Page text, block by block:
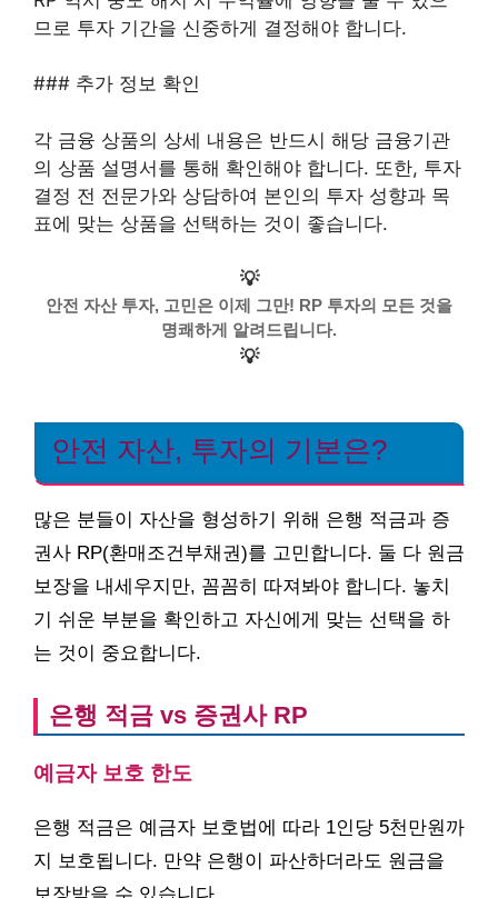
므로 투자 기간을 신중하게 결정해야 합니다.
### 추가 정보 확인
각 금융 상품의 상세 내용은 반드시 해당 금융기관
의 상품 설명서를 통해 확인해야 합니다. 또한, 투자
결정 전 전문가와 상담하여 본인의 투자 성향과 목
표에 맞는 상품을 선택하는 것이 좋습니다.
💡
안전 자산 투자, 고민은 이제 그만! RP 투자의 모든 것을
명쾌하게 알려드립니다.
💡
안전 자산, 투자의 기본은?
많은 분들이 자산을 형성하기 위해 은행 적금과 증
권사 RP(환매조건부채권)를 고민합니다. 둘 다 원금
보장을 내세우지만, 꼼꼼히 따져봐야 합니다. 놓치
기 쉬운 부분을 확인하고 자신에게 맞는 선택을 하
는 것이 중요합니다.
은행 적금 vs 증권사 RP
예금자 보호 한도
은행 적금은 예금자 보호법에 따라 1인당 5천만원까
지 보호됩니다. 만약 은행이 파산하더라도 원금을
보장받을 수 있습니다.